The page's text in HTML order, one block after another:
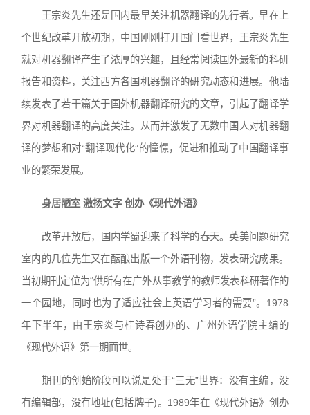
王宗炎先生还是国内最早关注机器翻译的先行者。早在上
个世纪改革开放初期，中国刚刚打开国门看世界，王宗炎先生
就对机器翻译产生了浓厚的兴趣，且经常阅读国外最新的科研
报告和资料，关注西方各国机器翻译的研究动态和进展。他陆
续发表了若干篇关于国外机器翻译研究的文章，引起了翻译学
界对机器翻译的高度关注。从而并激发了无数中国人对机器翻
译的梦想和对“翻译现代化”的憧憬，促进和推动了中国翻译事
业的繁荣发展。
身居陋室 激扬文字 创办《现代外语》
改革开放后，国内学蜀迎来了科学的春天。英美问题研究
室内的几位先生又在酝酿出版一个外语刊物，发表研究成果。
当初期刊定位为“供所有在广外从事教学的教师发表科研著作的
一个园地，同时也为了适应社会上英语学习者的需要”。1978
年下半年，由王宗炎与桂诗春创办的、广州外语学院主编的
《现代外语》第一期面世。
期刊的创始阶段可以说是处于“三无”世界：没有主编，没
有编辑部，没有地址(包括牌子)。1989年在《现代外语》创办